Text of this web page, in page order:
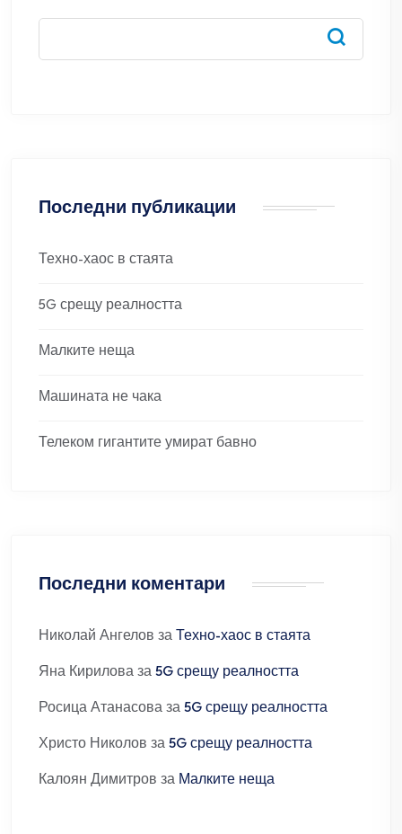
Последни публикации
Техно-хаос в стаята
5G срещу реалността
Малките неща
Машината не чака
Телеком гигантите умират бавно
Последни коментари
Николай Ангелов за Техно-хаос в стаята
Яна Кирилова за 5G срещу реалността
Росица Атанасова за 5G срещу реалността
Христо Николов за 5G срещу реалността
Калоян Димитров за Малките неща